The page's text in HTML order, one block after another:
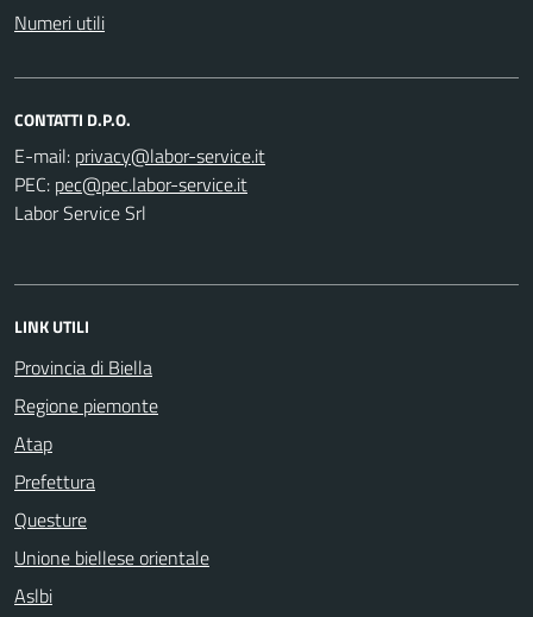
Numeri utili
CONTATTI D.P.O.
E-mail:
PEC:
Labor Service Srl
LINK UTILI
Provincia di Biella
Regione piemonte
Atap
Prefettura
Questure
Unione biellese orientale
Aslbi